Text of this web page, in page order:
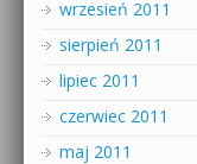
wrzesień 2011
sierpień 2011
lipiec 2011
czerwiec 2011
maj 2011